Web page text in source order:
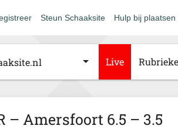
Steun Schaaksite Hulp bij plaatsen
Live
– Amersfoort 6.5 – 3.5